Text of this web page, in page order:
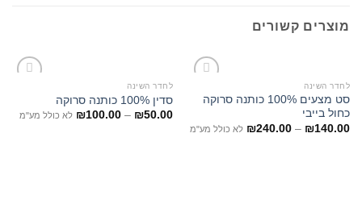
מוצרים קשורים
לחדר השינה
סט מצעים 100% כותנה סרוקה
כחול בייבי
₪140.00
–
₪240.00 לא כולל מע"מ
לחדר השינה
סדין 100% כותנה סרוקה
₪50.00
–
₪100.00 לא כולל מע"מ